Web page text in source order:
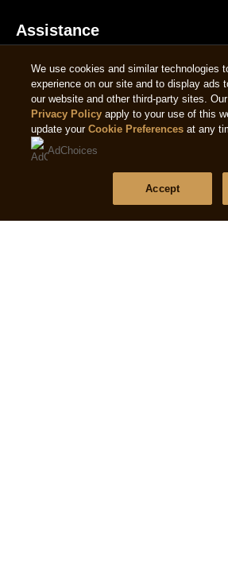
Assistance
Questions fréquentes
Contactez-nous
Plan du site
We use cookies and similar technologies
experience on our site and to display ads
our website and other third-party sites. Our
Privacy Policyapply to your use of this
update your Cookie Preferencesat any
AdChoices
Accept